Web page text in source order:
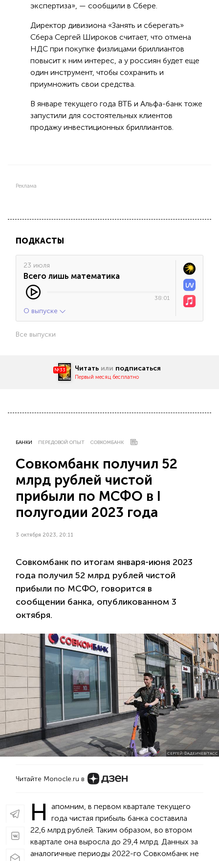
экспертиза», — сообщили в Сбере.
Директор дивизиона «Занять и сберегать»
Сбера Сергей Широков считает, что отмена
НДС при покупке физлицами бриллиантов
повысит к ним интерес, а у россиян будет еще
один инструмент, чтобы сохранить и
приумножить свои средства.
В январе текущего года ВТБ и Альфа-банк тоже
запустили для состоятельных клиентов
продажу инвестиционных бриллиантов.
Реклама
ПОДКАСТЫ
23 июля
Всего лишь математика
38:01
О выпуске
Все выпуски
№33 Читать или подписаться
Первый месяц бесплатно
БАНКИ ПЕРЕДОВОЙ ОПЫТ СОВКОМБАНК
Совкомбанк получил 52
млрд рублей чистой
прибыли по МСФО в I
полугодии 2023 года
3 октября 2023, 20:11
Совкомбанк по итогам января-июня 2023
года получил 52 млрд рублей чистой
прибыли по МСФО, говорится в
сообщении банка, опубликованном 3
октября.
СЕРГЕЙ ФАДЕИЧЕВ/ТАСС
Читайте Monocle.ru в
Н
апомним, в первом квартале текущего
года чистая прибыль банка составила
22,6 млрд рублей. Таким образом, во втором
квартале она выросла до 29,4 млрд. Данных за
аналогичные периоды 2022-го Совкомбанк не